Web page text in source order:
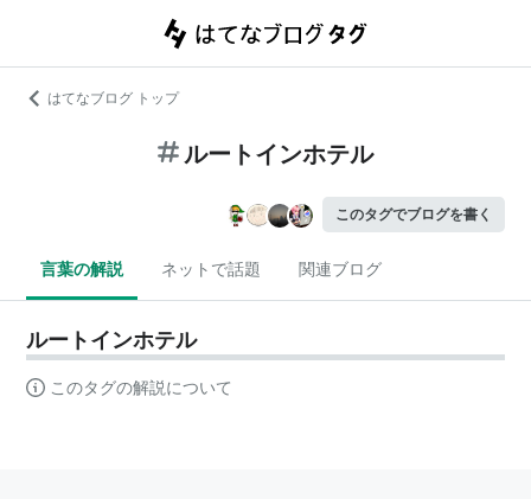
はてなブログ トップ
ルートインホテル
このタグでブログを書く
言葉の解説 ネットで話題 関連ブログ
ルートインホテル
このタグの解説について